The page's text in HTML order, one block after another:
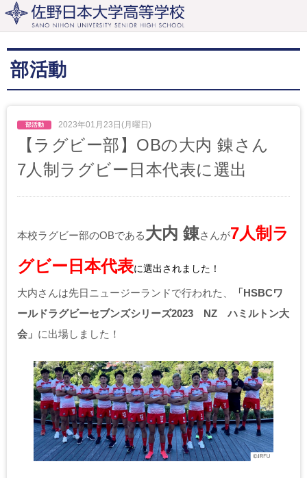
部活動
2023年01月23日(月曜日)
【ラグビー部】OBの大内 錬さん
7人制ラグビー日本代表に選出
本校ラグビー部のOBである大内 錬さんが7人制ラ
グビー日本代表に選出されました！
大内さんは先日ニュージーランドで行われた、
「HSBCワ
ールドラグビーセブンズシリーズ2023 NZ ハミルトン大
会」 に出場しました！